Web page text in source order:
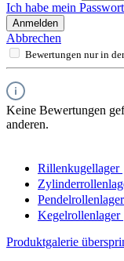
Ich habe mein
Anmelden
Abbrechen
Bewertungen nur in
Keine Bewertungen
anderen.
Rillenkugellager
Pendelrollenlager
Kegelrollenlager
Produktgalerie